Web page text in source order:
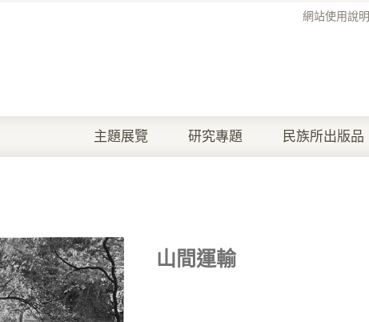
網站使用說明
主題展覽 研究專題 民族所出版品
山間運輸